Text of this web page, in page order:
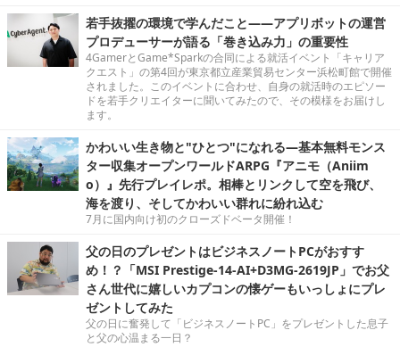
若手抜擢の環境で学んだこと――アプリボットの運営
プロデューサーが語る「巻き込み力」の重要性
4GamerとGame*Sparkの合同による就活イベント「キャリア
クエスト」の第4回が東京都立産業貿易センター浜松町館で開催
されました。このイベントに合わせ、自身の就活時のエピソー
ドを若手クリエイターに聞いてみたので、その模様をお届けし
ます。
かわいい生き物と"ひとつ"になれる―基本無料モンス
ター収集オープンワールドARPG『アニモ（Aniim
o）』先行プレイレポ。相棒とリンクして空を飛び、
海を渡り、そしてかわいい群れに紛れ込む
7月に国内向け初のクローズドベータ開催！
父の日のプレゼントはビジネスノートPCがおすす
め！？「MSI Prestige-14-AI+D3MG-2619JP」でお父
さん世代に嬉しいカプコンの懐ゲーもいっしょにプレ
ゼントしてみた
父の日に奮発して「ビジネスノートPC」をプレゼントした息子
と父の心温まる一日？